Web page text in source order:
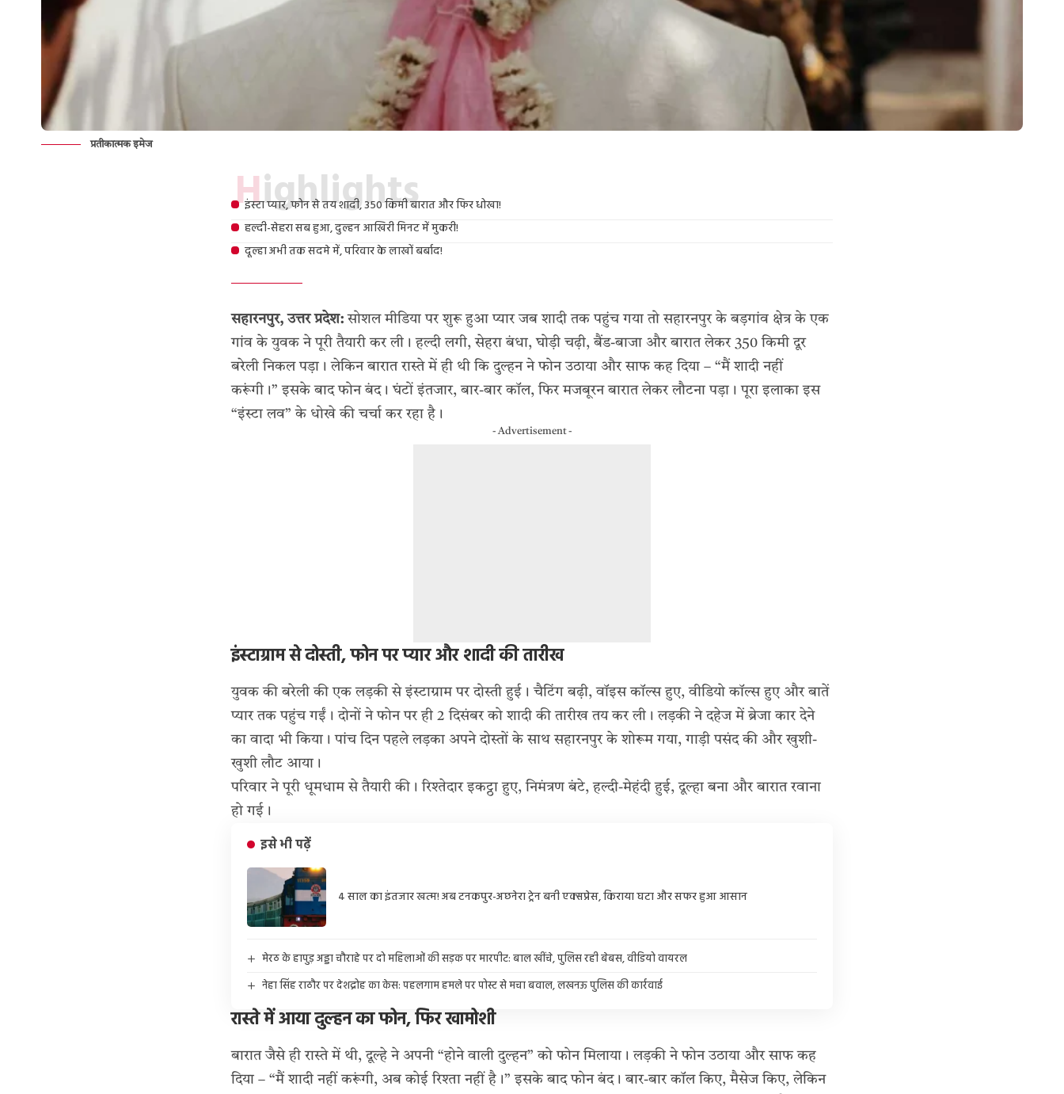
प्रतीकात्मक इमेज
Highlights
इंस्टा प्यार, फोन से तय शादी, 350 किमी बारात और फिर धोखा!
हल्दी-सेहरा सब हुआ, दुल्हन आखिरी मिनट में मुकरी!
दूल्हा अभी तक सदमे में, परिवार के लाखों बर्बाद!
सहारनपुर, उत्तर प्रदेश: सोशल मीडिया पर शुरू हुआ प्यार जब शादी तक पहुंच गया तो सहारनपुर के बड़गांव क्षेत्र के एक
गांव के युवक ने पूरी तैयारी कर ली। हल्दी लगी, सेहरा बंधा, घोड़ी चढ़ी, बैंड-बाजा और बारात लेकर 350 किमी दूर
बरेली निकल पड़ा। लेकिन बारात रास्ते में ही थी कि दुल्हन ने फोन उठाया और साफ कह दिया – “मैं शादी नहीं
करूंगी।” इसके बाद फोन बंद। घंटों इंतजार, बार-बार कॉल, फिर मजबूरन बारात लेकर लौटना पड़ा। पूरा इलाका इस
“इंस्टा लव” के धोखे की चर्चा कर रहा है।
- Advertisement -
इंस्टाग्राम से दोस्ती, फोन पर प्यार और शादी की तारीख
युवक की बरेली की एक लड़की से इंस्टाग्राम पर दोस्ती हुई। चैटिंग बढ़ी, वॉइस कॉल्स हुए, वीडियो कॉल्स हुए और बातें
प्यार तक पहुंच गईं। दोनों ने फोन पर ही 2 दिसंबर को शादी की तारीख तय कर ली। लड़की ने दहेज में ब्रेजा कार देने
का वादा भी किया। पांच दिन पहले लड़का अपने दोस्तों के साथ सहारनपुर के शोरूम गया, गाड़ी पसंद की और खुशी-
खुशी लौट आया।
परिवार ने पूरी धूमधाम से तैयारी की। रिश्तेदार इकट्ठा हुए, निमंत्रण बंटे, हल्दी-मेहंदी हुई, दूल्हा बना और बारात रवाना
हो गई।
इसे भी पढ़ें
4 साल का इंतजार खत्म! अब टनकपुर-अछनेरा ट्रेन बनी एक्सप्रेस, किराया घटा और सफर हुआ आसान
मेरठ के हापुड़ अड्डा चौराहे पर दो महिलाओं की सड़क पर मारपीट: बाल खींचे, पुलिस रही बेबस, वीडियो वायरल
नेहा सिंह राठौर पर देशद्रोह का केस: पहलगाम हमले पर पोस्ट से मचा बवाल, लखनऊ पुलिस की कार्रवाई
रास्ते में आया दुल्हन का फोन, फिर खामोशी
बारात जैसे ही रास्ते में थी, दूल्हे ने अपनी “होने वाली दुल्हन” को फोन मिलाया। लड़की ने फोन उठाया और साफ कह
दिया – “मैं शादी नहीं करूंगी, अब कोई रिश्ता नहीं है।” इसके बाद फोन बंद। बार-बार कॉल किए, मैसेज किए, लेकिन